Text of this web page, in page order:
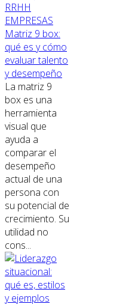
RRHH
EMPRESAS
Matriz 9 box:
qué es y cómo
evaluar talento
y desempeño
La matriz 9
box es una
herramienta
visual que
ayuda a
comparar el
desempeño
actual de una
persona con
su potencial de
crecimiento. Su
utilidad no
cons...